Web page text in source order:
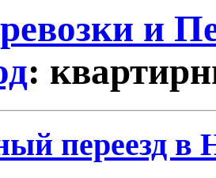
и
:
переезд в